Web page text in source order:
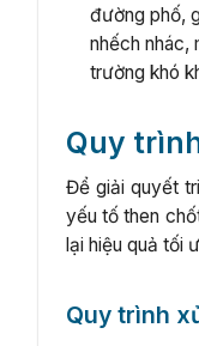
đường phố,
nhếch nhác,
trường khó
Quy
Để giải quyết
yếu tố then
lại hiệu quả tối
Quy trình